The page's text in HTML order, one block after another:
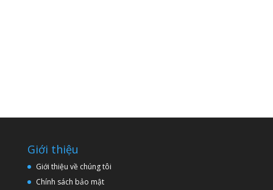
Giới thiệu
Giới thiệu về chúng tôi
Chính sách bảo mật